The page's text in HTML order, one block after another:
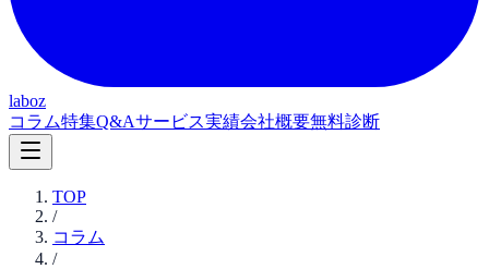
laboz
コラム特集Q&Aサービス実績会社概要無料診断
TOP
/
コラム
/